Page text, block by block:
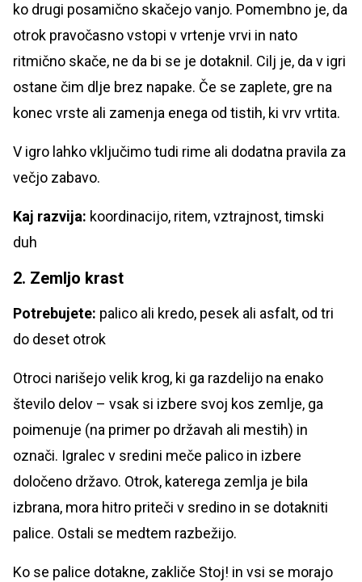
ko drugi posamično skačejo vanjo. Pomembno je, da
otrok pravočasno vstopi v vrtenje vrvi in nato
ritmično skače, ne da bi se je dotaknil. Cilj je, da v igri
ostane čim dlje brez napake. Če se zaplete, gre na
konec vrste ali zamenja enega od tistih, ki vrv vrtita.
V igro lahko vključimo tudi rime ali dodatna pravila za
večjo zabavo.
Kaj razvija: koordinacijo, ritem, vztrajnost, timski
duh
2. Zemljo krast
Potrebujete: palico ali kredo, pesek ali asfalt, od tri
do deset otrok
Otroci narišejo velik krog, ki ga razdelijo na enako
število delov – vsak si izbere svoj kos zemlje, ga
poimenuje (na primer po državah ali mestih) in
označi. Igralec v sredini meče palico in izbere
določeno državo. Otrok, katerega zemlja je bila
izbrana, mora hitro priteči v sredino in se dotakniti
palice. Ostali se medtem razbežijo.
Ko se palice dotakne, zakliče Stoj! in vsi se morajo